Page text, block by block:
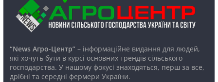
“News Агро-Центр”– інформаційне видання для людей,
які хочуть бути в курсі основних трендів сільського
господарства. У нашому фокусі знаходяться, перш за все,
дрібні та середні фермери України.